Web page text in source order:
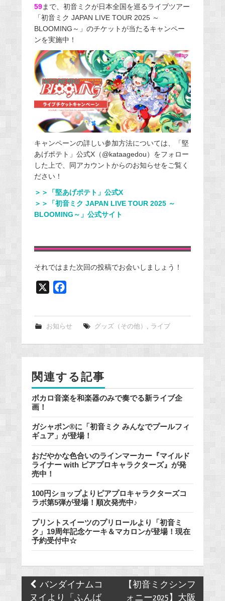
59まで、初音ミクが日本全国を巡るライブツアー
「初音ミク JAPAN LIVE TOUR 2025 ～
BLOOMING～」のチケットが当たるキャンペー
ンを実施中！
キャンペーンの詳しい参加方法については、「堅
あげポテト」公式X（@kataagedou）をフォロー
した上で、同アカウントからのお知らせをご覧く
ださい！
＞＞「堅あげポテト」公式X
＞＞「初音ミク JAPAN LIVE TOUR 2025 ～
BLOOMING～」公式サイト
それではまた次回の投稿でお会いしましょう！
e
k
お知らせ グッズ（その他） ライブ
関連する記事
ボカロ音楽を和楽器のみで奏でる新ライブ企
画！
ガシャポン®に「初音ミク みんなでプールフィ
ギュア」が登場！
おだやかな色合いのラインマーカー『マイルド
ライナー with ピアプロキャラクターズ』が発
売中！
100円ショップよりピアプロキャラクターズコ
ラボ第5弾が登場！順次発売中♪
プリントスイーツのプリロールより「初音ミ
ク」19周年記念ケーキ＆マカロンが登場！現在
予約受付中☆
Postバンダイナムコ
ヌイより「ふんば
【初音ミクシンフ
ォニー2025】大阪